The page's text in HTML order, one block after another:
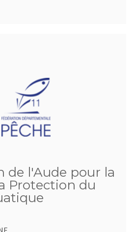
de l'Aude pour la
Protection du